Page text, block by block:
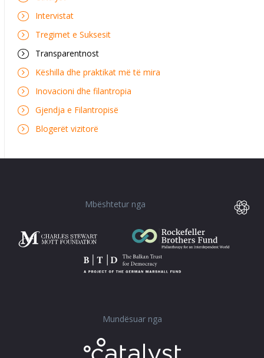
Intervistat
Tregimet e Suksesit
Transparentnost
Këshilla dhe praktikat më të mira
Inovacioni dhe filantropia
Gjendja e Filantropisë
Blogerët vizitorë
Mbështetur nga
Mundësuar nga